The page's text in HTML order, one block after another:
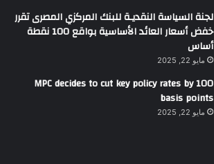
لجنة السياسة النقديـة للبنك المركزي المصرى تقرر
خفض أسعار العائد الأساسية بواقع 100 نقطة
أساس
مايو 22, 2025
MPC decides to cut key policy rates by 100
basis points
مايو 22, 2025